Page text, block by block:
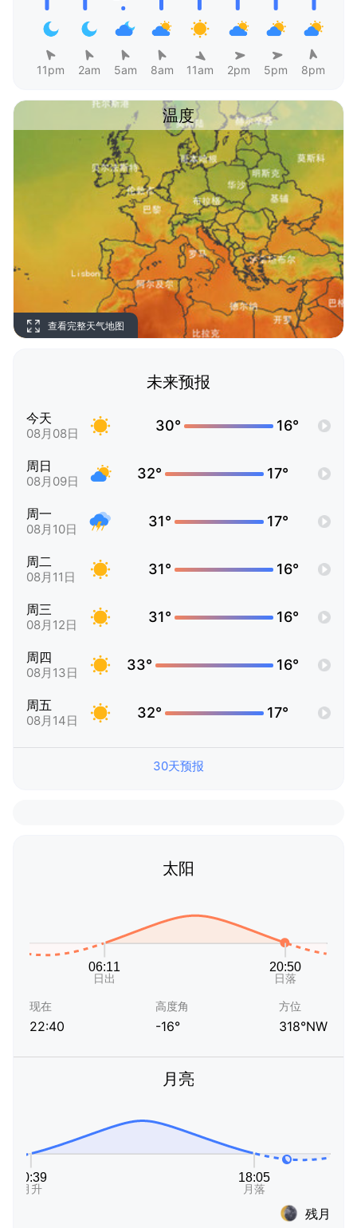
11pm 2am 5am 8am 11am 2pm 5pm 8pm
温度
查看完整天气地图
未来预报
今天
08月08日 30° 16°
周日
08月09日 32° 17°
周一
08月10日 31° 17°
周二
08月11日 31° 16°
周三
08月12日 31° 16°
周四
08月13日 33° 16°
周五
08月14日 32° 17°
30天预报
太阳
现在
22:40
高度角
-16°
方位
318°NW
月亮
残月